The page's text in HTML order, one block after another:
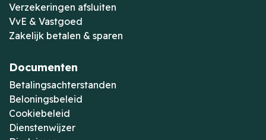
Verzekeringen afsluiten
VvE & Vastgoed
Zakelijk betalen & sparen
Documenten
Betalingsachterstanden
Beloningsbeleid
Cookiebeleid
Dienstenwijzer